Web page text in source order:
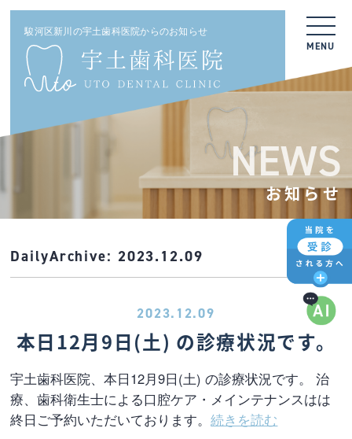
駿河区新川の宇土歯科医院からのお知らせ
MENU
NEWS
お知らせ
DailyArchive: 2023.12.09
2023.12.09
本日12月9日(土) の診療状況です。
宇土歯科医院、本日12月9日(土) の診療状況です。 治
療、歯科衛生士による口腔ケア・メインテナンスはは
終日ご予約いただいております。続きを読む